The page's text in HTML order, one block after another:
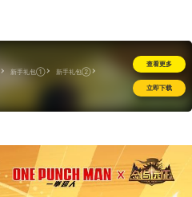
新手礼包①
新手礼包②
查看更多
立即下载